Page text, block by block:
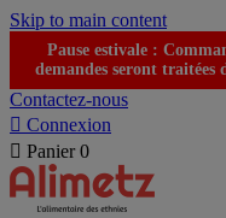
Skip to main content
Pause estivale :
demandes seront
Contactez-nous
 Connexion
 Panier 0